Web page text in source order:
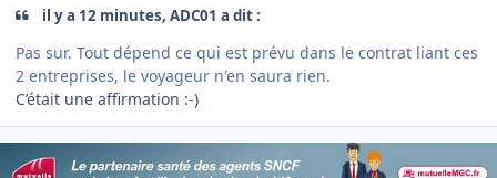
il y a 12 minutes, ADC01 a dit :
Pas sur. Tout dépend ce qui est prévu dans le contrat liant ces
2 entreprises, le voyageur n'en saura rien.
C’était une affirmation :-)